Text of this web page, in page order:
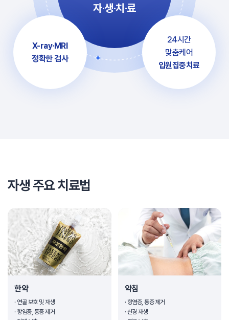
자·생·치·료
X-ray·MRI
정확한 검사
24시간
맞춤케어
입원집중치료
자생 주요 치료법
한약
· 연골 보호 및 재생
· 항염증, 통증 제거
약침
· 항염증, 통증 제거
· 신경 재생